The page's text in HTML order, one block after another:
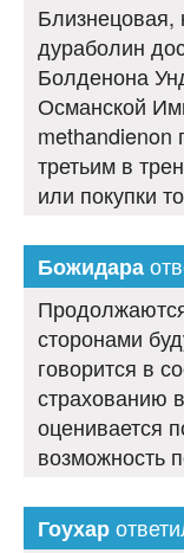
Близнецовая,
дураболин
Болденона
Османской
methandienon
третьим в
или покупки
Божидара
сторонами
говорится в
страхованию
оценивается
возможность
Гоухар